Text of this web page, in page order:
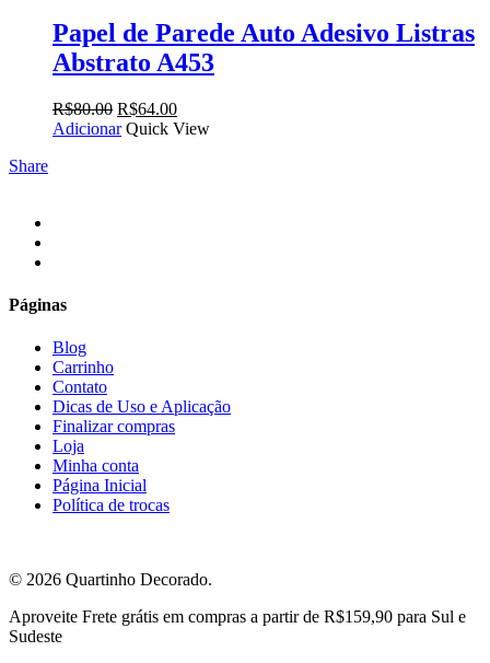
Papel de Parede Auto Adesivo Listras
Abstrato A453
R$80.00 O
preço
R$64.00O
preço
Adicionar Quick View
Share
Páginas
Blog
Carrinho
Contato
Dicas de Uso e Aplicação
Finalizar compras
Loja
Minha conta
Página Inicial
Política de trocas
© 2026 Quartinho Decorado.
Close
Menu
Aproveite Frete grátis em compras a partir de R$159,90 para Sul e
Sudeste